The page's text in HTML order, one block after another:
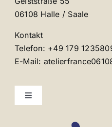
06108 Halle / Saale
Kontakt
Telefon: +49 179
E-Mail:
Toggle